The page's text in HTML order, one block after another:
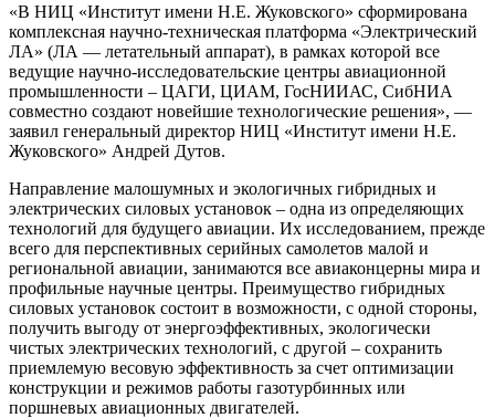
«В НИЦ «Институт имени Н.Е. Жуковского» сформирована
комплексная научно-техническая платформа «Электрический
ЛА» (ЛА — летательный аппарат), в рамках которой все
ведущие научно-исследовательские центры авиационной
промышленности – ЦАГИ, ЦИАМ, ГосНИИАС, СибНИА
совместно создают новейшие технологические решения», —
заявил генеральный директор НИЦ «Институт имени Н.Е.
Жуковского» Андрей Дутов.
Направление малошумных и экологичных гибридных и
электрических силовых установок – одна из определяющих
технологий для будущего авиации. Их исследованием, прежде
всего для перспективных серийных самолетов малой и
региональной авиации, занимаются все авиаконцерны мира и
профильные научные центры. Преимущество гибридных
силовых установок состоит в возможности, с одной стороны,
получить выгоду от энергоэффективных, экологически
чистых электрических технологий, с другой – сохранить
приемлемую весовую эффективность за счет оптимизации
конструкции и режимов работы газотурбинных или
поршневых авиационных двигателей.